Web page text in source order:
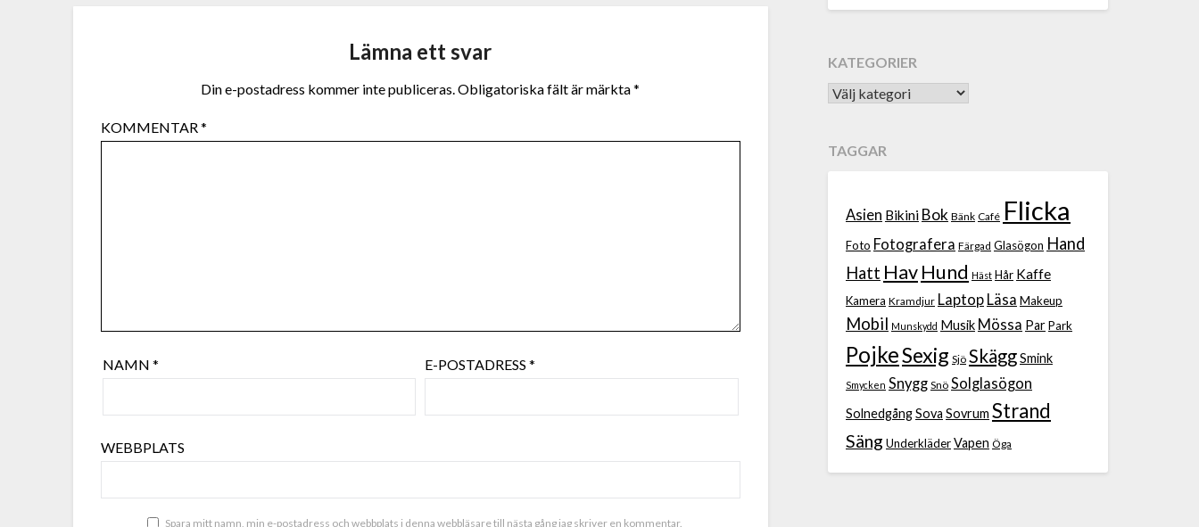
Lämna ett svar
Din e-postadress kommer inte publiceras. Obligatoriska fält är märkta*
KOMMENTAR*
NAMN* E-POSTADRESS*
WEBBPLATS
Spara mitt namn, min e-postadress och webbplats i denna webbläsare till nästa gång jag skriver en kommentar.
KATEGORIER
TAGGAR
Asien Bikini Bok Bänk Café Flicka
Foto Fotografera Färgad Glasögon Hand
Hatt HavHund Häst Hår Kaffe
Kamera Kramdjur Laptop Läsa Makeup
Mobil Munskydd Musik Mössa ParPark
PojkeSexig Sjö SkäggSmink
Smycken Snygg Snö Solglasögon
SolnedgångSova Sovrum Strand
Säng UnderkläderVapen Öga